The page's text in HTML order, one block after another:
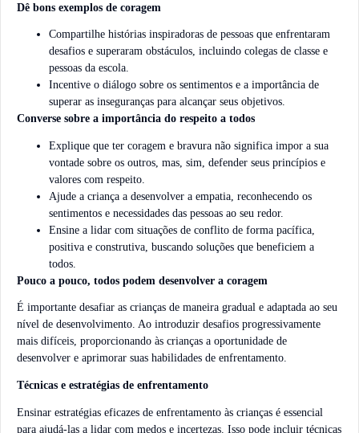
Dê bons exemplos de coragem
Compartilhe histórias inspiradoras de pessoas que enfrentaram
desafios e superaram obstáculos, incluindo colegas de classe e
pessoas da escola.
Incentive o diálogo sobre os sentimentos e a importância de
superar as inseguranças para alcançar seus objetivos.
Converse sobre a importância do respeito a todos
Explique que ter coragem e bravura não significa impor a sua
vontade sobre os outros, mas, sim, defender seus princípios e
valores com respeito.
Ajude a criança a desenvolver a empatia, reconhecendo os
sentimentos e necessidades das pessoas ao seu redor.
Ensine a lidar com situações de conflito de forma pacífica,
positiva e construtiva, buscando soluções que beneficiem a
todos.
Pouco a pouco, todos podem desenvolver a coragem
É importante desafiar as crianças de maneira gradual e adaptada ao seu
nível de desenvolvimento. Ao introduzir desafios progressivamente
mais difíceis, proporcionando às crianças a oportunidade de
desenvolver e aprimorar suas habilidades de enfrentamento.
Técnicas e estratégias de enfrentamento
Ensinar estratégias eficazes de enfrentamento às crianças é essencial
para ajudá-las a lidar com medos e incertezas. Isso pode incluir técnicas